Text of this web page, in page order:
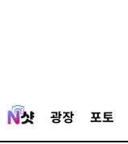
광장 포토